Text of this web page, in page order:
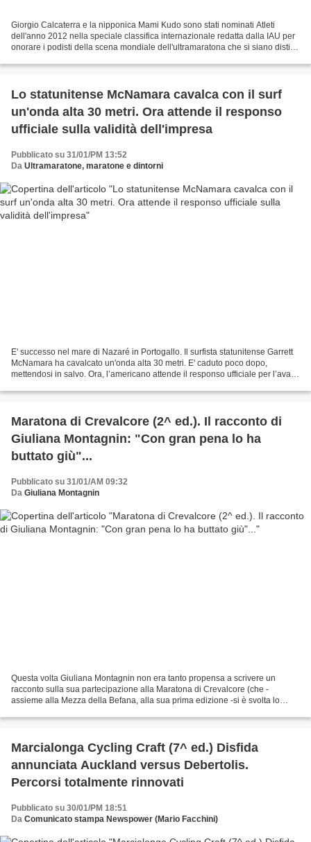
Giorgio Calcaterra e la nipponica Mami Kudo sono stati nominati Atleti
dell'anno 2012 nella speciale classifica internazionale redatta dalla IAU per
onorare i podisti della scena mondiale dell'ultramaratona che si siano distinti
Lo statunitense McNamara cavalca con il surf
un'onda alta 30 metri. Ora attende il responso
ufficiale sulla validità dell'impresa
Pubblicato su 31/01/PM 13:52
Da Ultramaratone, maratone e dintorni
E' successo nel mare di Nazaré in Portogallo. Il surfista statunitense Garrett
McNamara ha cavalcato un'onda alta 30 metri. E' caduto poco dopo,
mettendosi in salvo. Ora, l’americano attende il responso ufficiale per l’avallo
Maratona di Crevalcore (2^ ed.). Il racconto di
Giuliana Montagnin: "Con gran pena lo ha
buttato giù"...
Pubblicato su 31/01/AM 09:32
Da Giuliana Montagnin
Questa volta Giuliana Montagnin non era tanto propensa a scrivere un
racconto sulla sua partecipazione alla Maratona di Crevalcore (che -
assieme alla Mezza della Befana, alla sua prima edizione -si è svolta lo
Marcialonga Cycling Craft (7^ ed.) Disfida
annunciata Auckland versus Debertolis.
Percorsi totalmente rinnovati
Pubblicato su 30/01/PM 18:51
Da Comunicato stampa Newspower (Mario Facchini)